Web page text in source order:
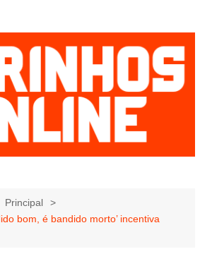
Principal
bom, é bandido morto’ incentiva